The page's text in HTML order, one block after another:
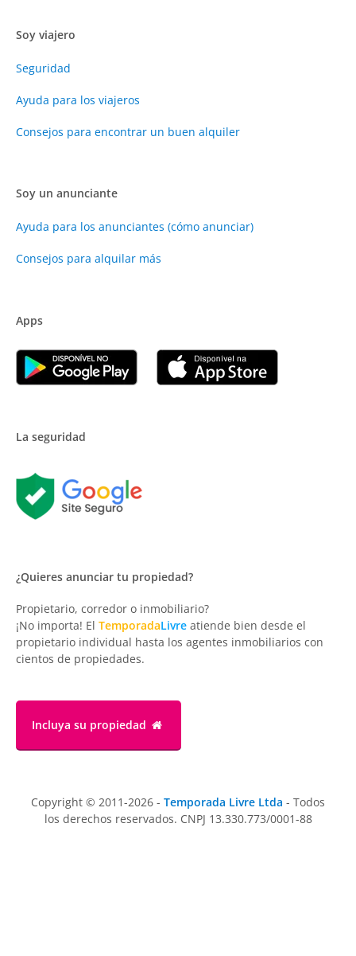
Soy viajero
Seguridad
Ayuda para los viajeros
Consejos para encontrar un buen alquiler
Soy un anunciante
Ayuda para los anunciantes (cómo anunciar)
Consejos para alquilar más
Apps
La seguridad
¿Quieres anunciar tu propiedad?
Propietario, corredor o inmobiliario?
¡No importa! El TemporadaLivre atiende bien desde el
propietario individual hasta los agentes inmobiliarios con
cientos de propiedades.
Incluya su propiedad
Copyright © 2011-2026 - Temporada Livre Ltda - Todos
los derechos reservados. CNPJ 13.330.773/0001-88